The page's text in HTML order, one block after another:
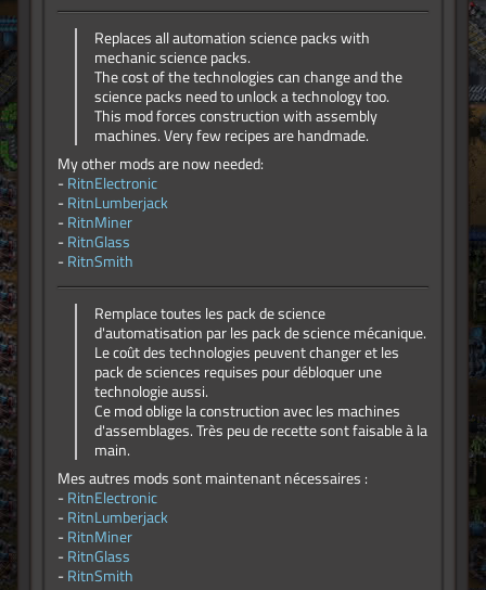
Replaces all automation science packs with
mechanic science packs.
The cost of the technologies can change and the
science packs need to unlock a technology too.
This mod forces construction with assembly
machines. Very few recipes are handmade.
My other mods are now needed:
- RitnElectronic
- RitnLumberjack
- RitnMiner
- RitnGlass
- RitnSmith
Remplace toutes les pack de science
d'automatisation par les pack de science mécanique.
Le coût des technologies peuvent changer et les
pack de sciences requises pour débloquer une
technologie aussi.
Ce mod oblige la construction avec les machines
d'assemblages. Très peu de recette sont faisable à la
main.
Mes autres mods sont maintenant nécessaires :
- RitnElectronic
- RitnLumberjack
- RitnMiner
- RitnGlass
- RitnSmith